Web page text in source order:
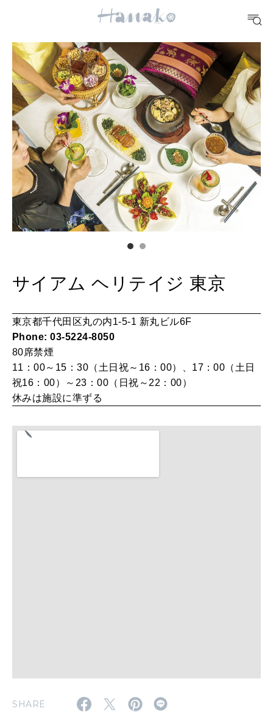
10 CATEGORIES
FOOD
おいしい
TRAVEL
どこ行く？
FORTUNE
明日のわたし
[12星座別] Weekly Holoscope
[12星座別] Monthly Love Holoscope
HEALTH
自分にやさしく
LEARN
ママもいろいろ
わたしができること
CULTURE
2026年7月号「鎌倉 ローカルが 教えてくれた 本当の歩き方。」
MAGAZINE
サイアム ヘリテイジ 東京
東京都千代田区丸の内1-5-1 新丸ビル6F
Phone: 03-5224-8050
80席禁煙
11：00～15：30（土日祝～16：00）、17：00（土日
祝16：00）～23：00（日祝～22：00）
休みは施設に準ずる
SHARE